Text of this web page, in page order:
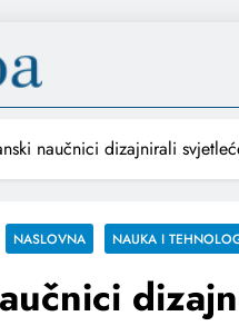
naučnici dizajnirali
NASLOVNA NAUKA I